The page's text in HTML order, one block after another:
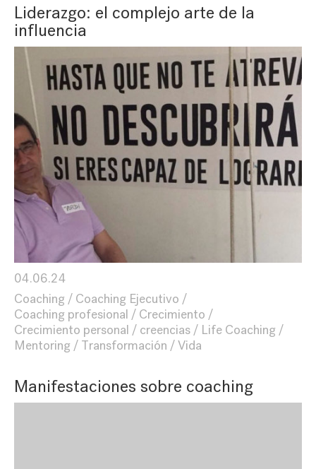
Liderazgo: el complejo arte de la
influencia
04.06.24
Coaching
Coaching Ejecutivo
Coaching profesional
Crecimiento
Crecimiento personal
creencias
Life Coaching
Mentoring
Transformación Vida
Manifestaciones sobre coaching